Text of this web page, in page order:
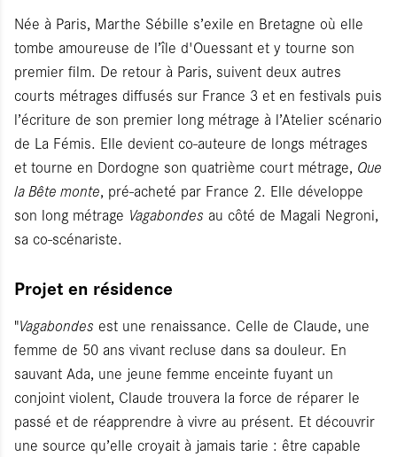
Née à Paris, Marthe Sébille s’exile en Bretagne où elle
tombe amoureuse de l’île d'Ouessant et y tourne son
premier film. De retour à Paris, suivent deux autres
courts métrages diffusés sur France 3 et en festivals puis
l’écriture de son premier long métrage à l’Atelier scénario
de La Fémis. Elle devient co-auteure de longs métrages
et tourne en Dordogne son quatrième court métrage, Que
la Bête monte, pré-acheté par France 2. Elle développe
son long métrage Vagabondes au côté de Magali Negroni,
sa co-scénariste.
Projet en résidence
"Vagabondes est une renaissance. Celle de Claude, une
femme de 50 ans vivant recluse dans sa douleur. En
sauvant Ada, une jeune femme enceinte fuyant un
conjoint violent, Claude trouvera la force de réparer le
passé et de réapprendre à vivre au présent. Et découvrir
une source qu’elle croyait à jamais tarie : être capable